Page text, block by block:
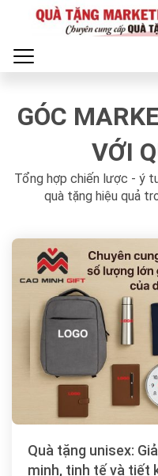
GÓC
VỚI
Tổng hợp chiến lược - ý
quà tặng hiệu quả
Quà tặng unisex:
minh, tinh tế và tiết